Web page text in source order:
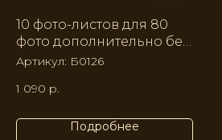
10 фото-листов для 80
фото дополнительно без
узора
Артикул: Б0126
1 090 р.
Подробнее